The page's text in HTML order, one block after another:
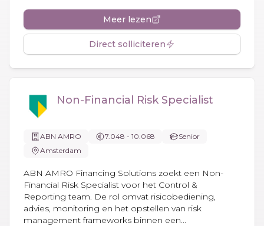
Meer lezen
Direct solliciteren
Non-Financial Risk Specialist
ABN AMRO 7.048 - 10.068
Senior
Amsterdam
ABN AMRO Financing Solutions zoekt een Non-
Financial Risk Specialist voor het Control &
Reporting team. De rol omvat risicobediening,
advies, monitoring en het opstellen van risk
management frameworks binnen een...